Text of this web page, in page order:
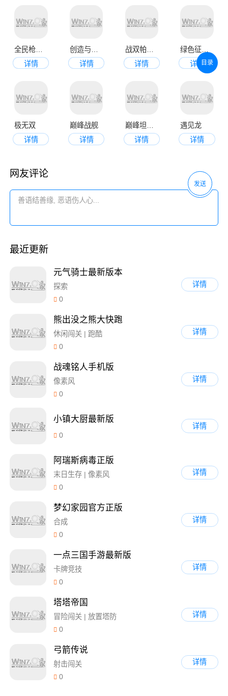
全民枪战2官方版
详情
详情
详情
详情
极无双
详情
巅峰战舰
详情
详情
遇见龙
详情
网友评论
发送
最近更新
元气骑士最新版本
探索
0
详情
熊出没之熊大快跑
休闲闯关 | 跑酷
0
详情
战魂铭人手机版
像素风
0
详情
小镇大厨最新版
0
详情
阿瑞斯病毒正版
末日生存 | 像素风
0
详情
梦幻家园官方正版
合成
0
详情
一点三国手游最新版
卡牌竞技
0
详情
塔塔帝国
冒险闯关 | 放置塔防
0
详情
弓箭传说
射击闯关
0
详情
目录